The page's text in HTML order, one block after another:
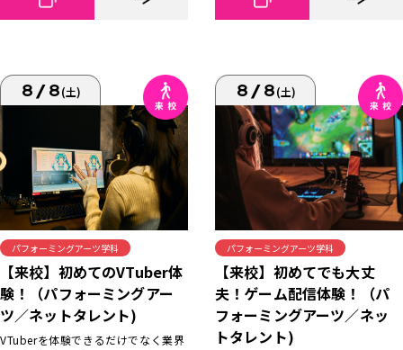
8/8(土)
パフォーミングアーツ学科
【来校】初めてのVTuber体
験！（パフォーミングアー
ツ／ネットタレント)
VTuberを体験できるだけでなく業界
8/8(土)
パフォーミングアーツ学科
【来校】初めてでも大丈
夫！ゲーム配信体験！（パ
フォーミングアーツ／ネッ
トタレント)